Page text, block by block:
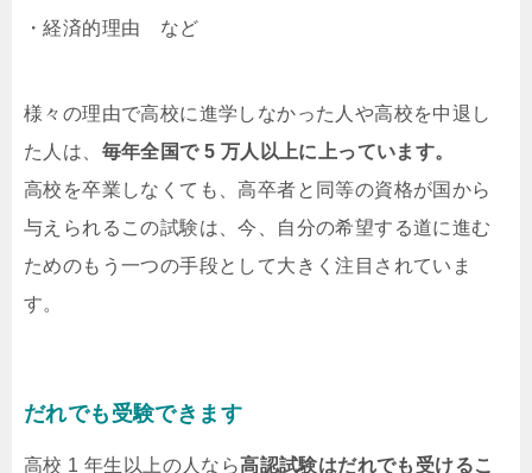
・経済的理由 など
様々の理由で高校に進学しなかった人や高校を中退し
た人は、 毎年全国で 5 万人以上に上っています。
高校を卒業しなくても、高卒者と同等の資格が国から
与えられるこの試験は、今、自分の希望する道に進む
ためのもう一つの手段として大きく注目されていま
す。
だれでも受験できます
高校 1 年生以上の人なら高認試験はだれでも受けるこ